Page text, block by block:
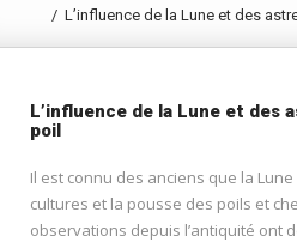
L’influence de la Lune et des
L’influence de la Lune et des
poil
Il est connu des anciens que la
cultures et la pousse des poils et
observations depuis l’antiquité ont